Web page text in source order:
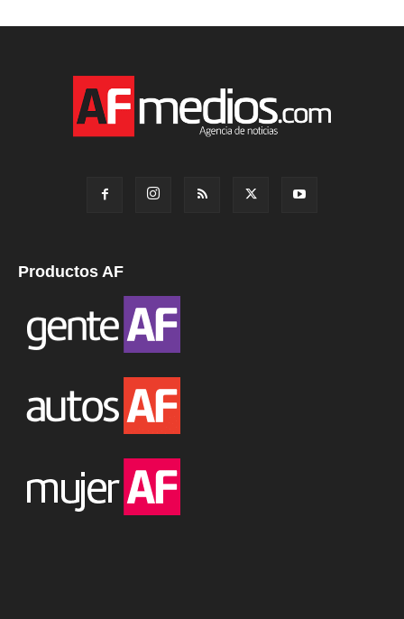
Productos AF